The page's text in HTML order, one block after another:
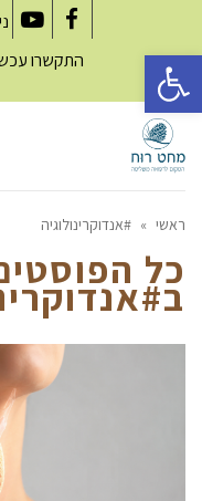
Facebook
התקשרו
ראשי » #אנדוקרינולוגיה
כל
ב
פתח סרגל נגישות